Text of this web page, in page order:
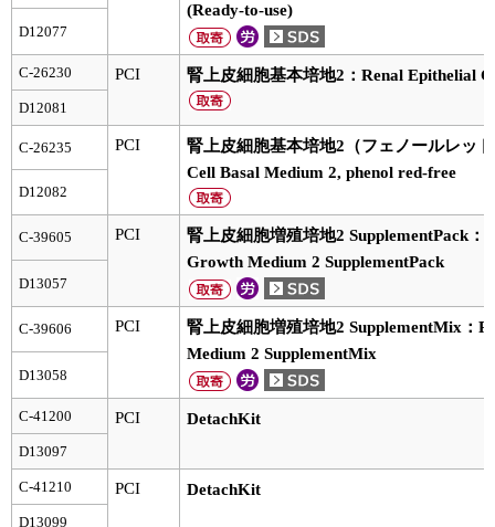
クローニング実験ガイド
細胞選択ガイド
RNAi実験ガイド
アプリケーションノート
プロトコール集
Q&A
(Ready-to-use)
D12077
C-26230 PCI 腎上皮細胞基本培地2：Renal Epithelial
D12081
C-26235 PCI
腎上皮細胞基本培地2（フェノールレッ
Cell Basal Medium 2, phenol red-free
D12082
C-39605 PCI
腎上皮細胞増殖培地2 SupplementPack：
Growth Medium 2 SupplementPack
D13057
C-39606 PCI
腎上皮細胞増殖培地2 SupplementMix：
Medium 2 SupplementMix
D13058
C-41200 PCI DetachKit
D13097
C-41210 PCI DetachKit
D13099